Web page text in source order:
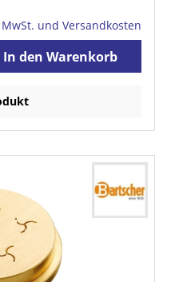
und Versandkosten
In den Warenkorb